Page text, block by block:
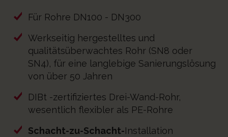
Für Rohre DN100 - DN300
Werkseitig hergestelltes und
qualitätsüberwachtes Rohr (SN8 oder
SN4), für eine langlebige Sanierungslösung
von über 50 Jahren
DIBt -zertifiziertes Drei-Wand-Rohr,
wesentlich flexibler als PE-Rohre
Schacht-zu-Schacht-Installation